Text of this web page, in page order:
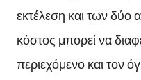
εκτέλεση και των δύο
κόστος μπορεί να
περιεχόμενο και τον